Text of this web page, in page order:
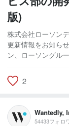
版)
株式会社ローソン
更新情報をお知ら
ン、ローソングル
2
Wantedly,
54433フォロ